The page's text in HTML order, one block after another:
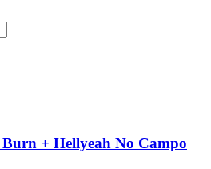
+ Hellyeah No Campo